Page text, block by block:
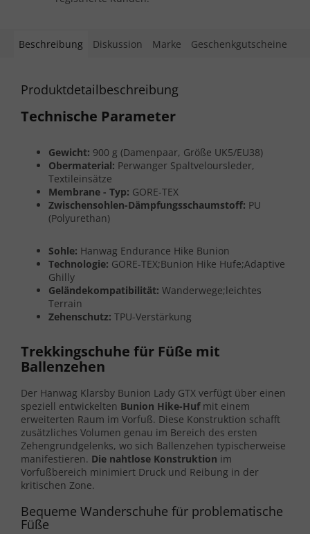
Beschreibung Diskussion Marke Geschenkgutscheine
Produktdetailbeschreibung
Technische Parameter
Gewicht: 900 g (Damenpaar, Größe UK5/EU38)
Obermaterial: Perwanger Spaltveloursleder,
Textileinsätze
Membrane - Typ: GORE-TEX
Zwischensohlen-Dämpfungsschaumstoff: PU
(Polyurethan)
Sohle: Hanwag Endurance Hike Bunion
Technologie: GORE-TEX;Bunion Hike Hufe;Adaptive
Ghilly
Geländekompatibilität: Wanderwege;leichtes
Terrain
Zehenschutz: TPU-Verstärkung
Trekkingschuhe für Füße mit
Ballenzehen
Der Hanwag Klarsby Bunion Lady GTX verfügt über einen
speziell entwickelten Bunion Hike-Hufmit einem
erweiterten Raum im Vorfuß. Diese Konstruktion schafft
zusätzliches Volumen genau im Bereich des ersten
Zehengrundgelenks, wo sich Ballenzehen typischerweise
manifestieren. Die nahtlose Konstruktion im
Vorfußbereich minimiert Druck und Reibung in der
kritischen Zone.
Bequeme Wanderschuhe für problematische
Füße